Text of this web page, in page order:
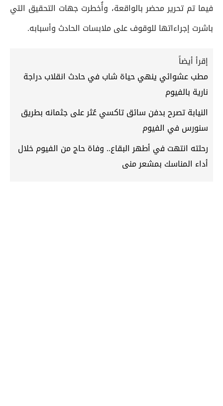
فيما تم تحرير محضر بالواقعة، وأُخطرت جهات التحقيق التي
باشرت إجراءاتها للوقوف على ملابسات الحادث وأسبابه.
إقرأ أيضاً
مطب عشوائي ينهي حياة شاب في حادث انقلاب دراجة
نارية بالفيوم
النيابة تصرح بدفن سائق تاكسي عُثر على جثمانه بطريق
سنورس في الفيوم
رحلته انتهت في أطهر البقاع.. وفاة حاج من الفيوم خلال
أداء المناسك بمشعر منى